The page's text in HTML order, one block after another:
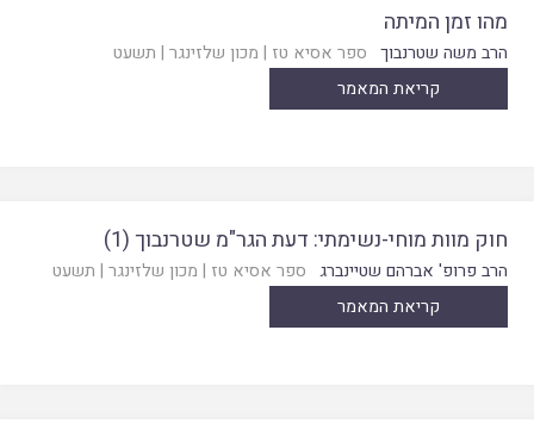
מהו זמן המיתה
הרב משה שטרנבוך ספר אסיא טז | מכון שלזינגר | תשעט
קריאת המאמר
חוק מוות מוחי-נשימתי: דעת הגר"מ שטרנבוך (1)
הרב פרופ' אברהם שטיינברג ספר אסיא טז | מכון שלזינגר | תשעט
קריאת המאמר